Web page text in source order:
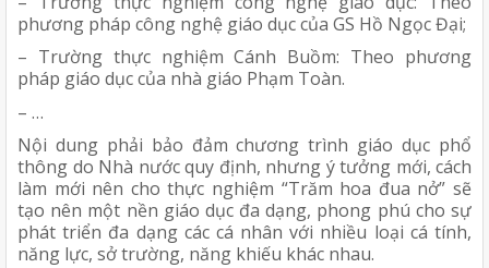
phương pháp công nghệ giáo dục của GS Hồ Ngọc Đại;
– Trường thực nghiệm Cánh Buồm: Theo phương
pháp giáo dục của nhà giáo Phạm Toàn.
– …
Nội dung phải bảo đảm chương trình giáo dục phổ
thông do Nhà nước quy định, nhưng ý tưởng mới, cách
làm mới nên cho thực nghiệm “Trăm hoa đua nở” sẽ
tạo nên một nền giáo dục đa dạng, phong phú cho sự
phát triển đa dạng các cá nhân với nhiều loại cá tính,
năng lực, sở trường, năng khiếu khác nhau.